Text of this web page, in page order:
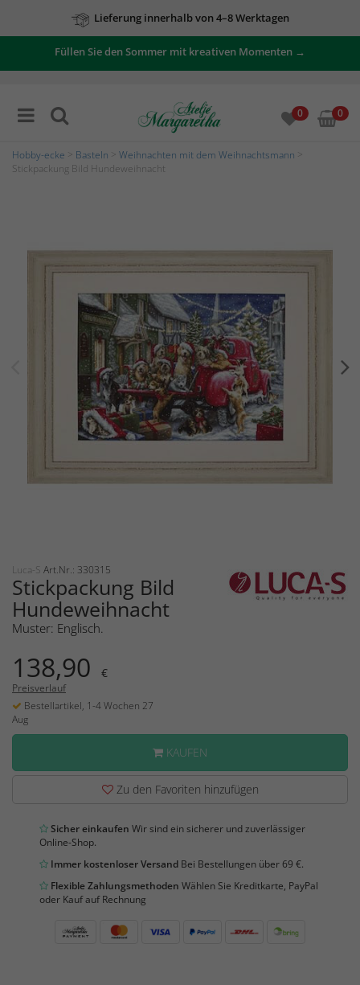
Lieferung innerhalb von 4–8 Werktagen
Füllen Sie den Sommer mit kreativen Momenten →
0 0
Hobby-ecke Basteln Weihnachten mit dem Weihnachtsmann
Stickpackung Bild Hundeweihnacht
Luca-S Art.Nr.: 330315
Stickpackung Bild
Hundeweihnacht
Muster: Englisch.
138,90 €
Preisverlauf
Bestellartikel, 1-4 Wochen 27
Aug
KAUFEN
Zu den Favoriten hinzufügen
Sicher einkaufen Wir sind ein sicherer und zuverlässiger
Online-Shop.
Immer kostenloser Versand Bei Bestellungen über 69 €.
Flexible Zahlungsmethoden Wählen Sie Kreditkarte, PayPal
oder Kauf auf Rechnung